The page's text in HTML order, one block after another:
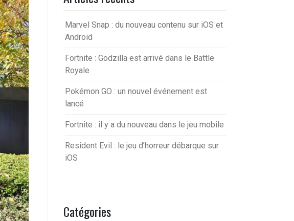
Marvel Snap : du nouveau contenu sur iOS et
Android
Fortnite : Godzilla est arrivé dans le Battle
Royale
Pokémon GO : un nouvel événement est
lancé
Fortnite : il y a du nouveau dans le jeu mobile
Resident Evil : le jeu d’horreur débarque sur
iOS
Catégories